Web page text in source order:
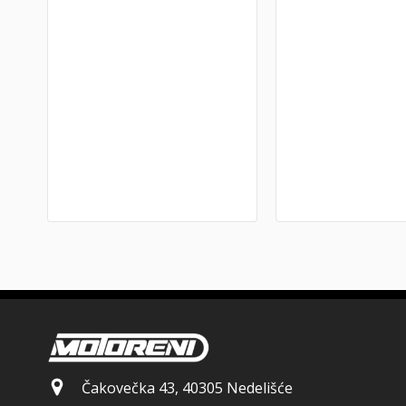
Čakovečka 43, 40305 Nedelišće